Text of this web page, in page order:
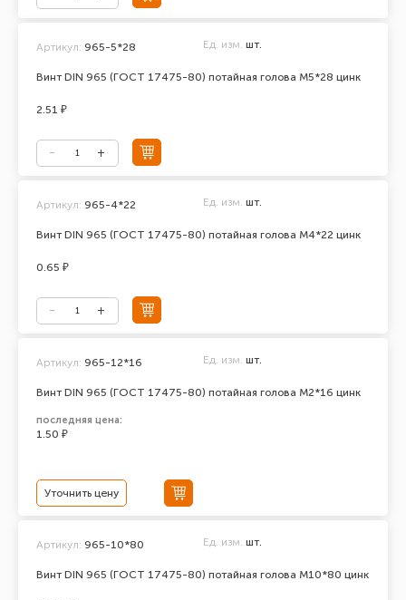
Винт DIN 965 (ГОСТ 17475-80) потайная голова М5*28 цинк
Артикул: 965-5*28 Ед. изм. шт.
2.51 ₽
Винт DIN 965 (ГОСТ 17475-80) потайная голова М4*22 цинк
Артикул: 965-4*22 Ед. изм. шт.
0.65 ₽
Винт DIN 965 (ГОСТ 17475-80) потайная голова М2*16 цинк
Артикул: 965-12*16 Ед. изм. шт.
последняя цена:
1.50 ₽
Уточнить цену
Винт DIN 965 (ГОСТ 17475-80) потайная голова М10*80 цинк
Артикул: 965-10*80 Ед. изм. шт.